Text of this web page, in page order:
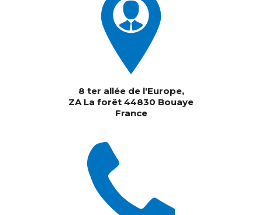
8 ter allée de l'Europe,
ZA La forêt 44830 Bouaye
France